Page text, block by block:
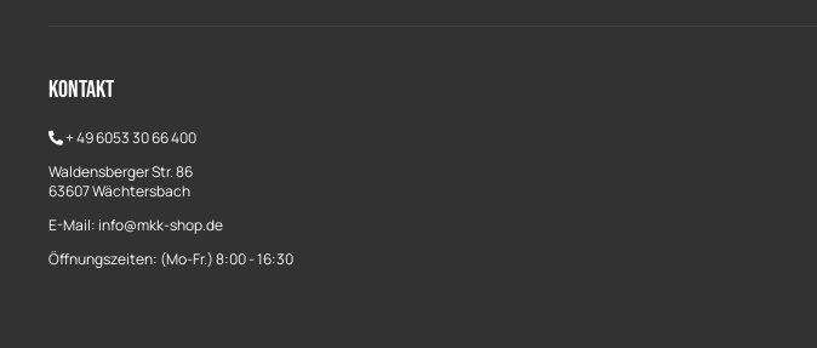
Kontakt
+49 6053 30 66 400
Waldensberger Str. 86
63607 Wächtersbach
E-Mail: info@mkk-shop.de
Öffnungszeiten: (Mo-Fr.) 8:00 - 16:30